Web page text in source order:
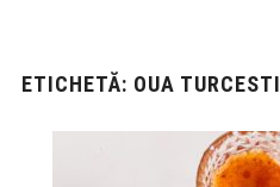
ETICHETĂ: OUA TURCESTI